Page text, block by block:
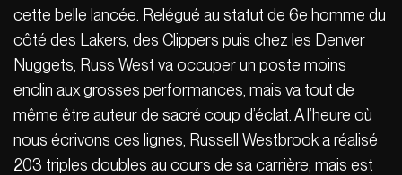
cette belle lancée. Relégué au statut de 6e homme du
côté des Lakers, des Clippers puis chez les Denver
Nuggets, Russ West va occuper un poste moins
enclin aux grosses performances, mais va tout de
même être auteur de sacré coup d’éclat. A l’heure où
nous écrivons ces lignes, Russell Westbrook a réalisé
203 triples doubles au cours de sa carrière, mais est